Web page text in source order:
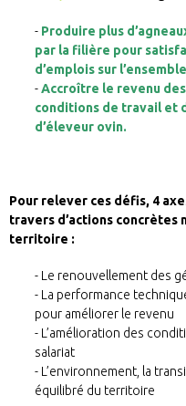
Produire plus
par la filière pour
d’emplois sur
Accroître le revenu
conditions de travail et
d’éleveur ovin.
Pour relever ces défis, 4
travers d’actions concrètes
territoire :
Le renouvellement des
La performance
pour améliorer le revenu
L’amélioration des
salariat
L’environnement, la
équilibré du territoire